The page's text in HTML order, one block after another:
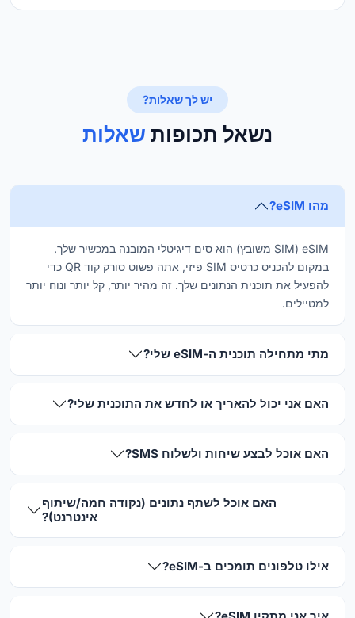
יש לך שאלות?
נשאל תכופות שאלות
מהו eSIM?
eSIM (SIM משובץ) הוא סים דיגיטלי המובנה במכשיר שלך.
במקום להכניס כרטיס SIM פיזי, אתה פשוט סורק קוד QR כדי
להפעיל את תוכנית הנתונים שלך. זה מהיר יותר, קל יותר ונוח יותר
למטיילים.
מתי מתחילה תוכנית ה-eSIM שלי?
האם אני יכול להאריך או לחדש את התוכנית שלי?
האם אוכל לבצע שיחות ולשלוח SMS?
האם אוכל לשתף נתונים (נקודה חמה/שיתוף
אינטרנט)?
אילו טלפונים תומכים ב-eSIM?